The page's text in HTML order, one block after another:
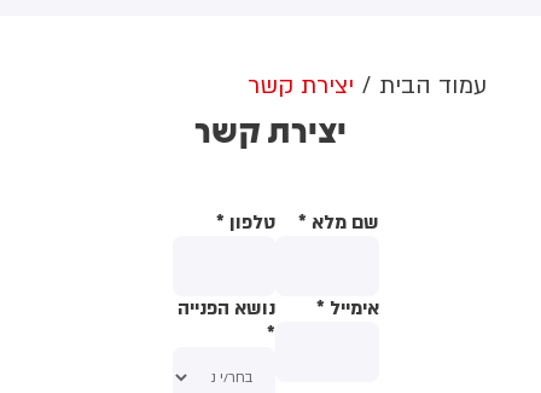
לממשל תינתן אפשרות לערער על
ההחלטה
שמצא מקלט בשירותים, ופאלמר
נעצרה על ידי המשטרה המקומית.
עמוד הבית יצירת קשר
יצירת קשר
שם מלא * טלפון *
אימייל *
נושא הפנייה
*